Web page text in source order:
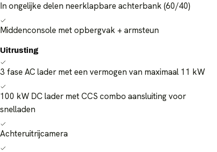
In ongelijke delen neerklapbare achterbank (60/40)
Middenconsole met opbergvak + armsteun
Uitrusting
3 fase AC lader met een vermogen van maximaal 11 kW
100 kW DC lader met CCS combo aansluiting voor
snelladen
Achteruitrijcamera